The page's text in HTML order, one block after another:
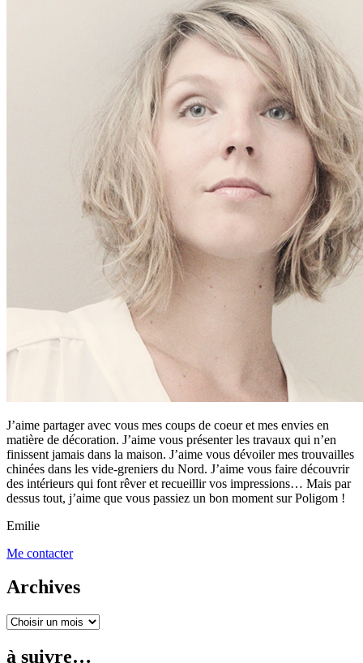
J’aime partager avec vous mes coups de coeur et mes envies en
matière de décoration. J’aime vous présenter les travaux qui n’en
finissent jamais dans la maison. J’aime vous dévoiler mes trouvailles
chinées dans les vide-greniers du Nord. J’aime vous faire découvrir
des intérieurs qui font rêver et recueillir vos impressions… Mais par
dessus tout, j’aime que vous passiez un bon moment sur Poligom !
Emilie
Me contacter
Archives
à suivre…